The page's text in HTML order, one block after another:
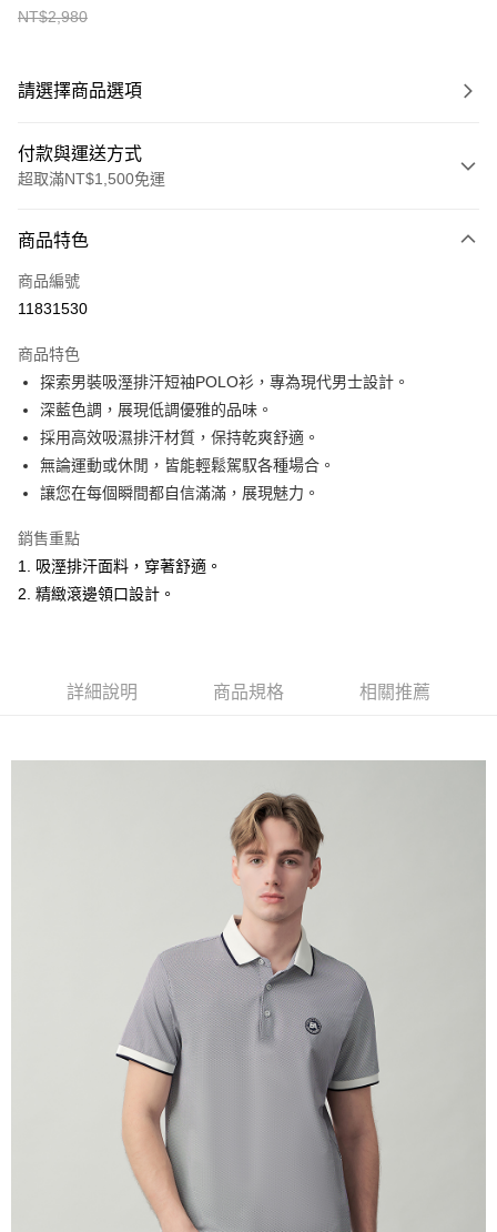
NT$2,980
請選擇商品選項
付款與運送方式
超取滿NT$1,500免運
信用卡一次付款
超商取貨付款
Apple Pay
悠遊付
ATM付款
全家取貨付款
每筆NT$60，滿NT$1,500(含以上)免運費
萊爾富取貨付款
付款後萊爾富取貨
每筆NT$60，滿NT$1,500(含以上)免運費
每筆NT$60，滿NT$1,500(含以上)免運費
每筆NT$60，滿NT$1,500(含以上)免運費
每筆NT$90，滿NT$1,500(含以上)免運費
每筆NT$225，滿NT$1,500(含以上)免運費
商品特色
商品編號
11831530
商品特色
探索男裝吸溼排汗短袖POLO衫，專為現代男士設計。
深藍色調，展現低調優雅的品味。
採用高效吸濕排汗材質，保持乾爽舒適。
無論運動或休閒，皆能輕鬆駕馭各種場合。
讓您在每個瞬間都自信滿滿，展現魅力。
銷售重點
1. 吸溼排汗面料，穿著舒適。
2. 精緻滾邊領口設計。
詳細說明 商品規格 相關推薦